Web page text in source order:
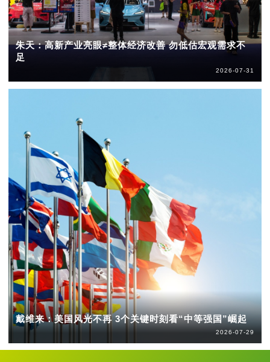
朱天：高新产业亮眼≠整体经济改善 勿低估宏观需求不
足
2026-07-31
戴维来：美国风光不再 3个关键时刻看“中等强国”崛起
2026-07-29